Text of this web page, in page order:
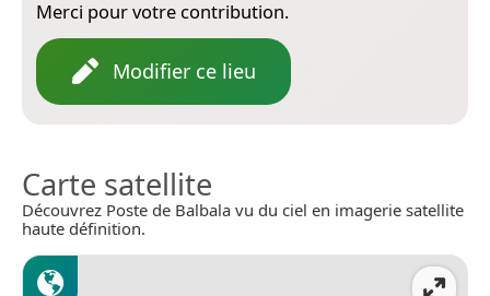
Merci pour votre contribution.
Modifier ce lieu
Carte satellite
Découvrez Poste de Balbala vu du ciel en imagerie satellite
haute définition.